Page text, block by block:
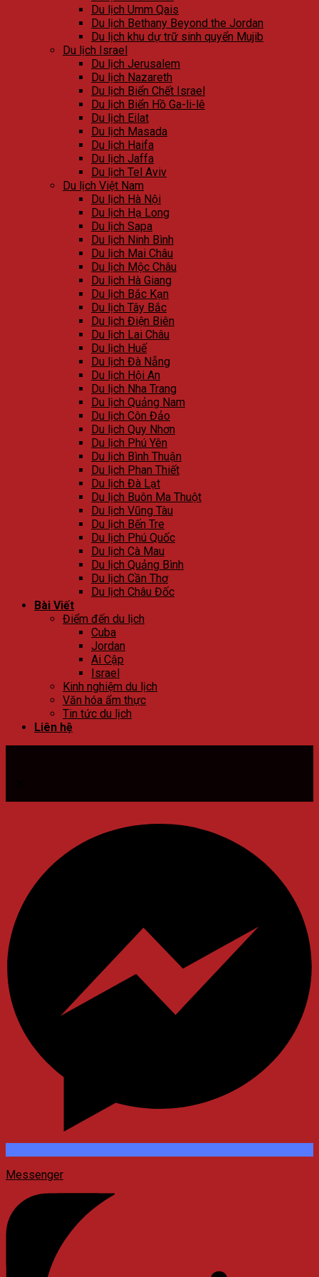
Du lịch Umm Qais
Du lịch Bethany Beyond the Jordan
Du lịch khu dự trữ sinh quyển Mujib
Du lịch Israel
Du lịch Jerusalem
Du lịch Nazareth
Du lịch Biển Chết Israel
Du lịch Biển Hồ Ga-li-lê
Du lịch Eilat
Du lịch Masada
Du lịch Haifa
Du lịch Jaffa
Du lịch Tel Aviv
Du lịch Việt Nam
Du lịch Hà Nội
Du lịch Hạ Long
Du lịch Sapa
Du lịch Ninh Bình
Du lịch Mai Châu
Du lịch Mộc Châu
Du lịch Hà Giang
Du lịch Bắc Kạn
Du lịch Tây Bắc
Du lịch Điện Biên
Du lịch Lai Châu
Du lịch Huế
Du lịch Đà Nẵng
Du lịch Hội An
Du lịch Nha Trang
Du lịch Quảng Nam
Du lịch Côn Đảo
Du lịch Quy Nhơn
Du lịch Phú Yên
Du lịch Bình Thuận
Du lịch Phan Thiết
Du lịch Đà Lạt
Du lịch Buôn Ma Thuột
Du lịch Vũng Tàu
Du lịch Bến Tre
Du lịch Phú Quốc
Du lịch Cà Mau
Du lịch Quảng Bình
Du lịch Cần Thơ
Du lịch Châu Đốc
Bài Viết
Điểm đến du lịch
Cuba
Jordan
Ai Cập
Israel
Kinh nghiệm du lịch
Văn hóa ẩm thực
Tin tức du lịch
Liên hệ